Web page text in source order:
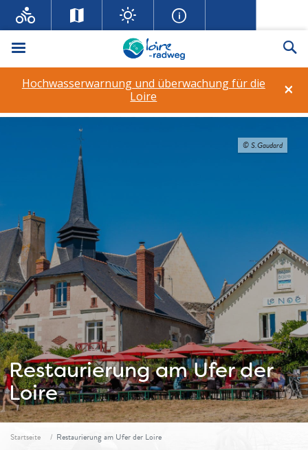
Menü
×
Hochwasserwarnung und überwachung für die
Loire
Restaurierung am Ufer der
Loire
© S.Gaudard
Fil d'ariane
Startseite Restaurierung am Ufer der Loire